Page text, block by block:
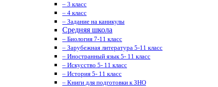
– 3 класс
– 4 класс
– Задание на каникулы
Средняя школа
– Биология 7-11 класс
– Зарубежная литература 5-11 класс
– Иностранный язык 5- 11 класс
– Искусство 5- 11 класс
– История 5- 11 класс
– Книги для подготовки к ЗНО